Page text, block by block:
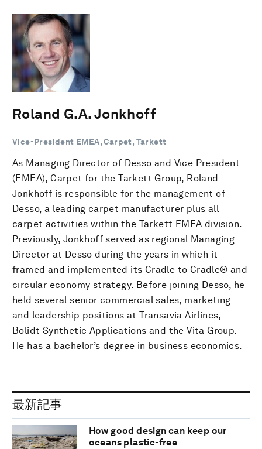
Roland G.A. Jonkhoff
Vice-President EMEA, Carpet, Tarkett
As Managing Director of Desso and Vice President
(EMEA), Carpet for the Tarkett Group, Roland
Jonkhoff is responsible for the management of
Desso, a leading carpet manufacturer plus all
carpet activities within the Tarkett EMEA division.
Previously, Jonkhoff served as regional Managing
Director at Desso during the years in which it
framed and implemented its Cradle to Cradle® and
circular economy strategy. Before joining Desso, he
held several senior commercial sales, marketing
and leadership positions at Transavia Airlines,
Bolidt Synthetic Applications and the Vita Group.
He has a bachelor’s degree in business economics.
最新記事
How good design can keep our
oceans plastic-free